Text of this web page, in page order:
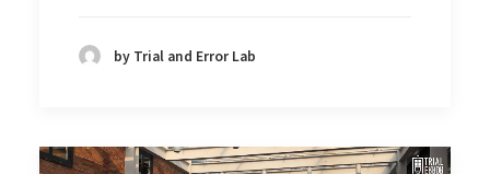
by Trial and Error Lab